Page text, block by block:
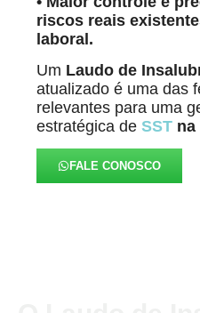
riscos reais
laboral.
Um Laudo de
atualizado é uma das
relevantes para uma
estratégica deSST na
FALE CONOSCO